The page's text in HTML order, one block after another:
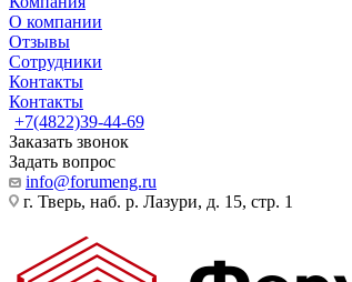
О компании
Отзывы
Сотрудники
Контакты
Контакты
+7(4822)39-44-69
Заказать звонок
Задать вопрос
info@forumeng.ru
г. Тверь, наб. р. Лазури, д. 15, стр. 1